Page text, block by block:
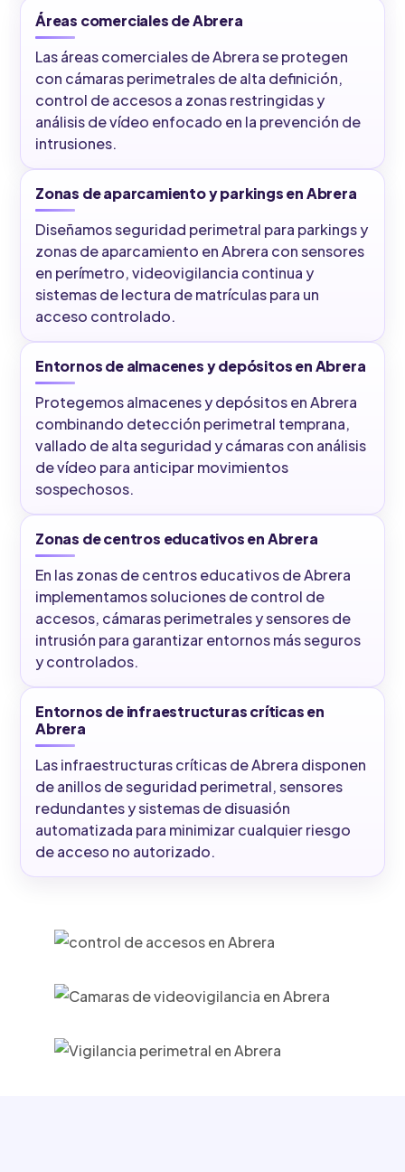
Áreas comerciales de Abrera
Las áreas comerciales de Abrera se protegen
con cámaras perimetrales de alta definición,
control de accesos a zonas restringidas y
análisis de vídeo enfocado en la prevención de
intrusiones.
Zonas de aparcamiento y parkings en Abrera
Diseñamos seguridad perimetral para parkings y
zonas de aparcamiento en Abrera con sensores
en perímetro, videovigilancia continua y
sistemas de lectura de matrículas para un
acceso controlado.
Entornos de almacenes y depósitos en Abrera
Protegemos almacenes y depósitos en Abrera
combinando detección perimetral temprana,
vallado de alta seguridad y cámaras con análisis
de vídeo para anticipar movimientos
sospechosos.
Zonas de centros educativos en Abrera
En las zonas de centros educativos de Abrera
implementamos soluciones de control de
accesos, cámaras perimetrales y sensores de
intrusión para garantizar entornos más seguros
y controlados.
Entornos de infraestructuras críticas en
Abrera
Las infraestructuras críticas de Abrera disponen
de anillos de seguridad perimetral, sensores
redundantes y sistemas de disuasión
automatizada para minimizar cualquier riesgo
de acceso no autorizado.